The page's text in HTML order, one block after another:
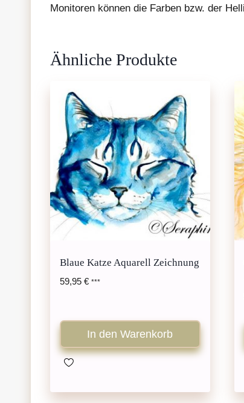
Monitoren können die Farben bzw. der
Ähnliche Produkte
Blaue Katze Aquarell Zeichnung
59,95 € ***
In den Warenkorb